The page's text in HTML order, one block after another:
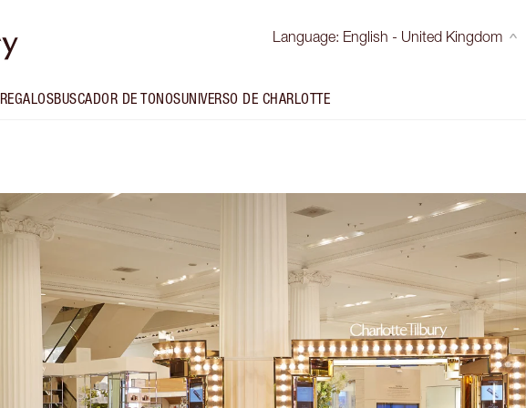
Language: English - United Kingdom
REGALOSBUSCADOR DE TONOSUNIVERSO DE CHARLOTTE